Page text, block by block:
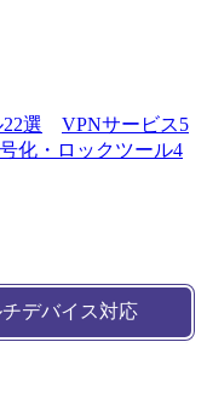
選
VPNサービス5
化・ロックツール4
デバイス対応